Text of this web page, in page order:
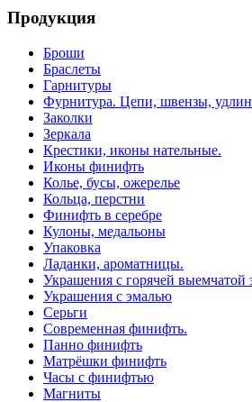
Продукция
Броши
Браслеты
Гарнитуры
Фурнитура. Цепи, швензы,
Заколки
Зеркала
Крестики, иконы нательные.
Иконы финифть
Колье, бусы, ожерелье
Кольца, перстни
Финифть в серебре
Кулоны, медальоны
Упаковка
Ладанки, ароматницы.
Украшения с горячей выемчатой
Украшения с эмалью
Серьги
Современная финифть.
Панно финифть
Матрёшки финифть
Часы с финифтью
Магниты